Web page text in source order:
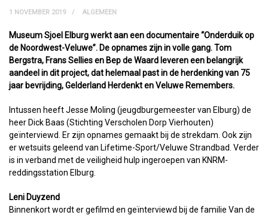
1 NOVEMBER 2019 ALGEMEEN
Museum Sjoel Elburg werkt aan een documentaire “Onderduik op
de Noordwest-Veluwe”. De opnames zijn in volle gang. Tom
Bergstra, Frans Sellies en Bep de Waard leveren een belangrijk
aandeel in dit project, dat helemaal past in de herdenking van 75
jaar bevrijding, Gelderland Herdenkt en Veluwe Remembers.
Intussen heeft Jesse Moling (jeugdburgemeester van Elburg) de
heer Dick Baas (Stichting Verscholen Dorp Vierhouten)
geïnterviewd. Er zijn opnames gemaakt bij de strekdam. Ook zijn
er wetsuits geleend van Lifetime-Sport/Veluwe Strandbad. Verder
is in verband met de veiligheid hulp ingeroepen van KNRM-
reddingsstation Elburg.
Leni Duyzend
Binnenkort wordt er gefilmd en geïnterviewd bij de familie Van de